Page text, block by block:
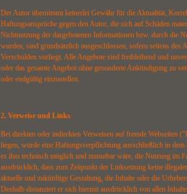
Der Autor übernimmt keinerlei Gewähr für die Aktualität,
Haftungsansprüche gegen den Autor, die sich auf Schäden
Nichtnutzung der dargebotenen Informationen bzw. durch die
wurden, sind grundsätzlich ausgeschlossen, sofern seitens
Verschulden vorliegt. Alle Angebote sind freibleibend und
oder das gesamte Angebot ohne gesonderte Ankündigung zu
oder endgültig einzustellen.
2. Verweise und Links
Bei direkten oder indirekten Verweisen auf fremde Webseiten
liegen, würde eine Haftungsverpflichtung ausschließlich in
es ihm technisch möglich und zumutbar wäre, die Nutzung im
ausdrücklich, dass zum Zeitpunkt der Linksetzung keine
aktuelle und zukünftige Gestaltung, die Inhalte oder die
Deshalb distanziert er sich hiermit ausdrücklich von allen